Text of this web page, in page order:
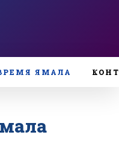
ЯМАЛА